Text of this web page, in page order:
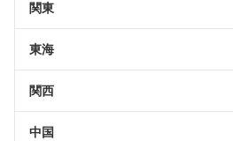
関東
東海
関西
中国